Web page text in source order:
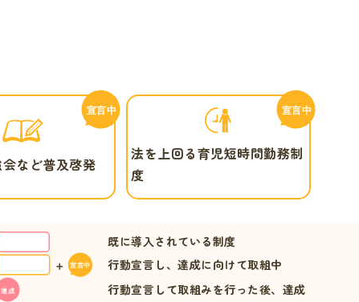
など普及啓発
法を上回る育児短時間勤務制
度
既に導入されている制度
行動宣言し、達成に向けて取組中
行動宣言して取組みを行った後、達成